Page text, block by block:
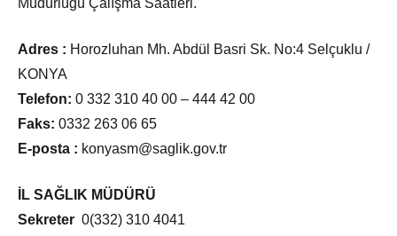
Müdürlüğü Çalışma Saatleri.
Adres : Horozluhan Mh. Abdül Basri Sk. No:4 Selçuklu /
KONYA
Telefon: 0 332 310 40 00 – 444 42 00
Faks: 0332 263 06 65
E-posta : konyasm@saglik.gov.tr
İL SAĞLIK MÜDÜRÜ
Sekreter 0(332) 310 4041